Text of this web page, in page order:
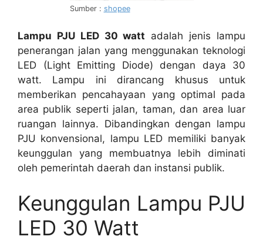
Sumber : shopee
Lampu PJU LED 30 watt adalah jenis lampu
penerangan jalan yang menggunakan teknologi
LED (Light Emitting Diode) dengan daya 30
watt. Lampu ini dirancang khusus untuk
memberikan pencahayaan yang optimal pada
area publik seperti jalan, taman, dan area luar
ruangan lainnya. Dibandingkan dengan lampu
PJU konvensional, lampu LED memiliki banyak
keunggulan yang membuatnya lebih diminati
oleh pemerintah daerah dan instansi publik.
Keunggulan Lampu PJU
LED 30 Watt